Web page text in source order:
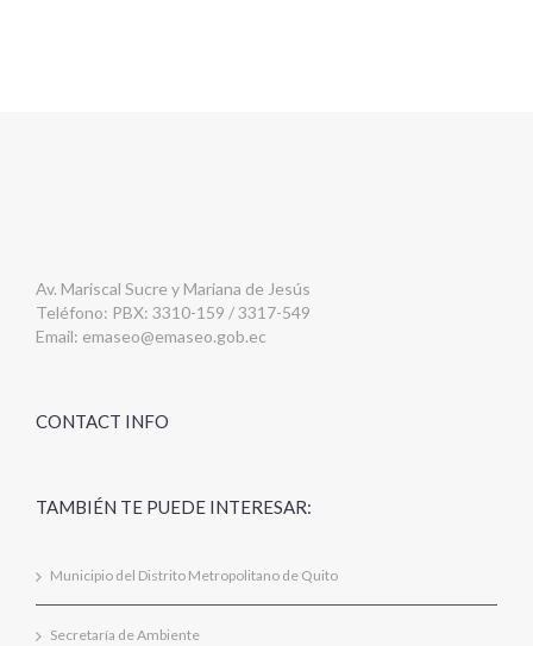
Av. Mariscal Sucre y Mariana de Jesús
Teléfono: PBX: 3310-159 / 3317-549
Email: emaseo@emaseo.gob.ec
CONTACT INFO
TAMBIÉN TE PUEDE INTERESAR:
Municipio del Distrito Metropolitano de Quito
Secretaría de Ambiente